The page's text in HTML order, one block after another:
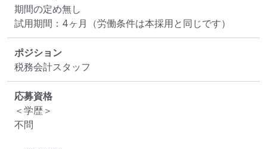
期間の定め無し
試用期間：4ヶ月（労働条件は本採用と同じです）
ポジション
税務会計スタッフ
応募資格
＜学歴＞
不問